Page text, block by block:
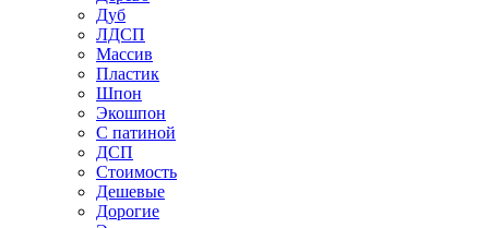
Дуб
ЛДСП
Массив
Пластик
Шпон
Экошпон
С патиной
ДСП
Стоимость
Дешевые
Дорогие